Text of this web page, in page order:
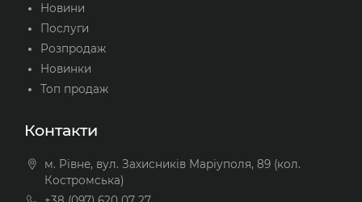
Новини
Послуги
Розпродаж
Новинки
Топ продаж
Контакти
м. Рівне, вул. Захисників Маріуполя, 89 (кол.
Костромська)